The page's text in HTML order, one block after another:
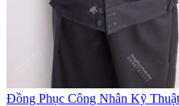
Đồng Phục Công Nhân Kỹ